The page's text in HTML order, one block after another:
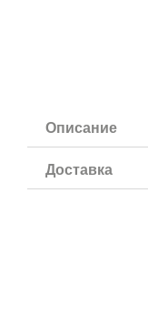
Описание
Доставка